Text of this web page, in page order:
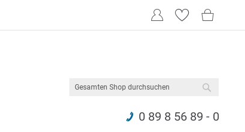
0 89 8 56 89 - 0